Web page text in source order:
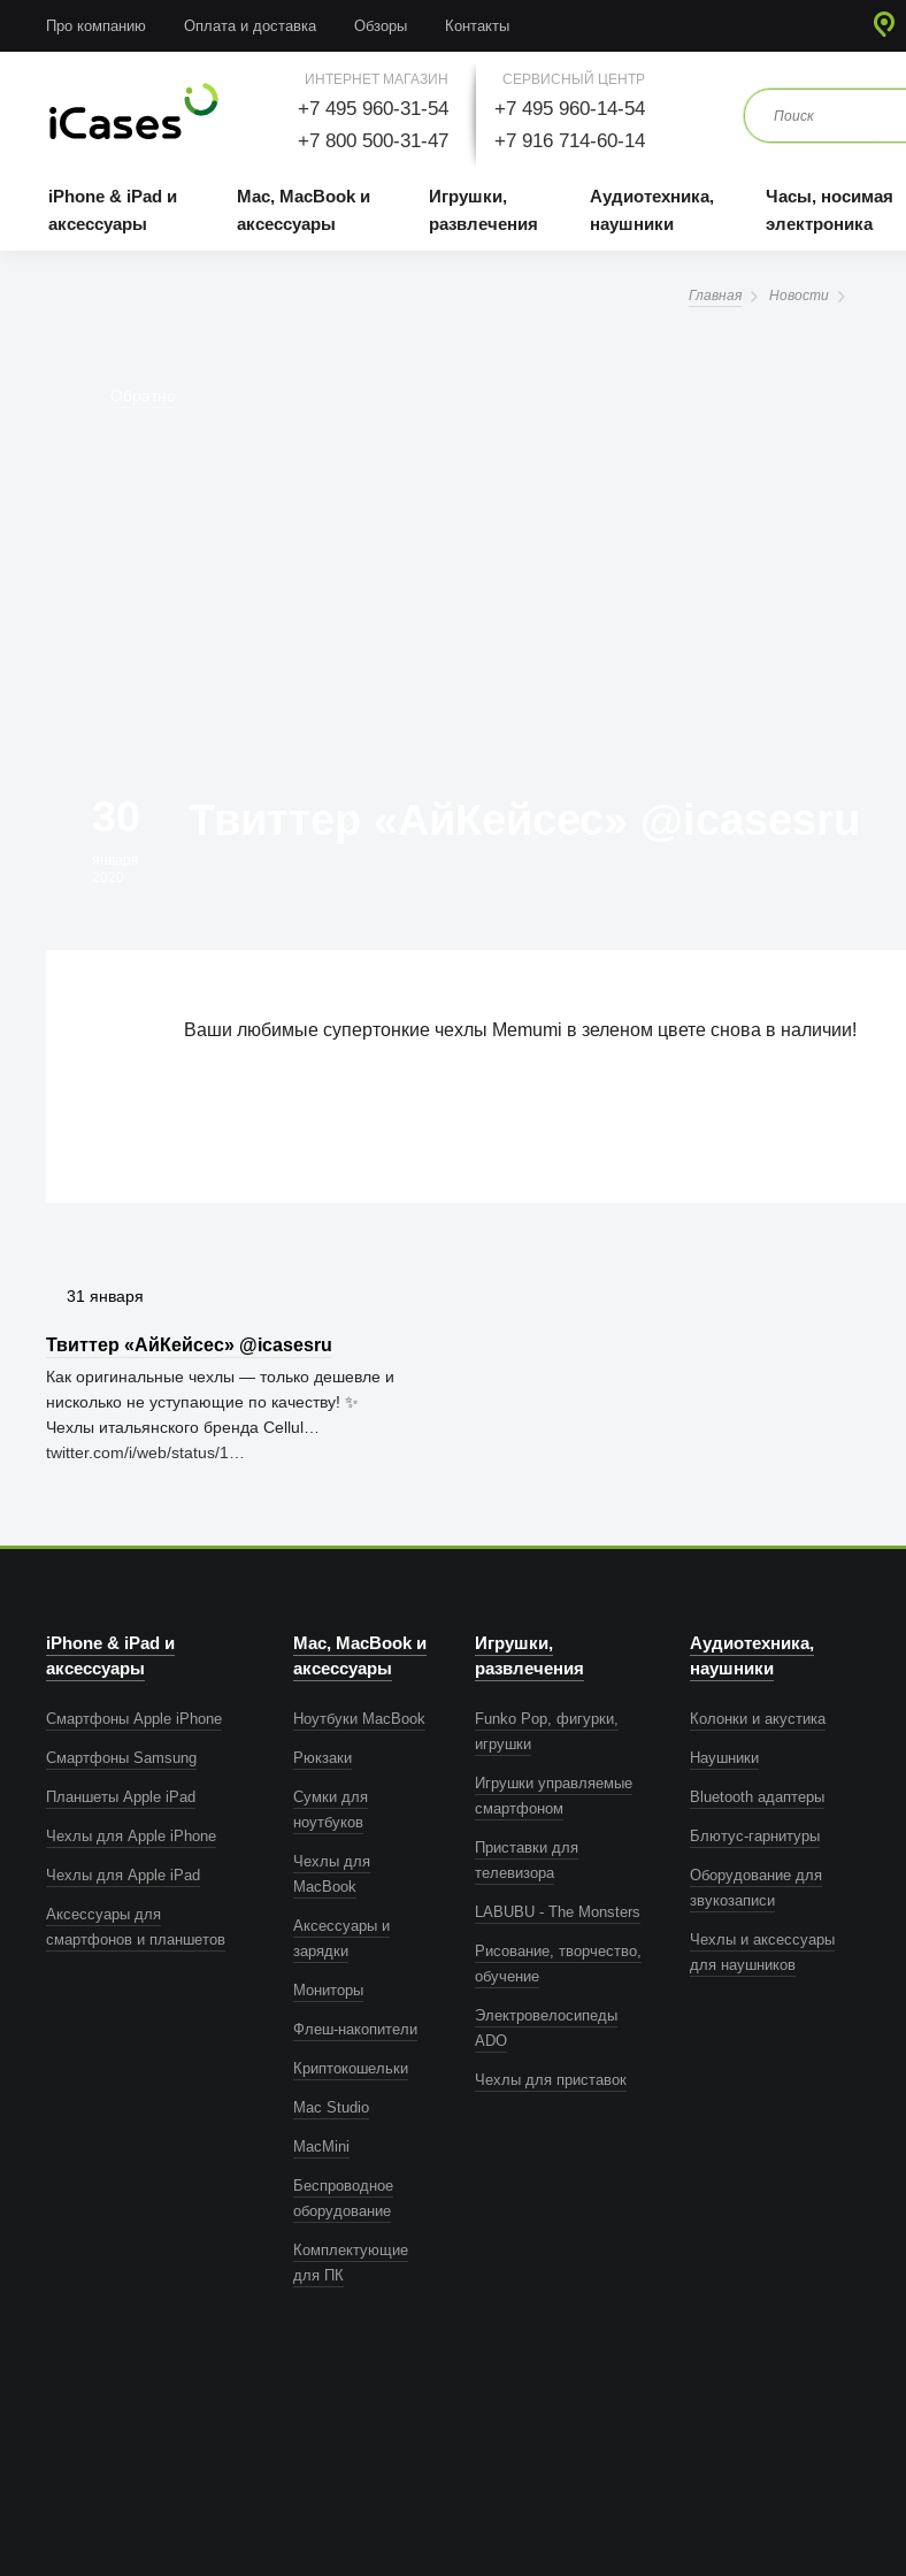
Про компанию Оплата и доставка Обзоры Контакты
ИНТЕРНЕТ МАГАЗИН
+7 495 960-31-54
+7 800 500-31-47
СЕРВИСНЫЙ ЦЕНТР
+7 495 960-14-54
+7 916 714-60-14
iPhone & iPad и
аксессуары
Mac, MacBook и
аксессуары
Игрушки,
развлечения
Аудиотехника,
наушники
Часы, носимая
электроника
Главная Новости
Ваши любимые супертонкие чехлы Memumi в зеленом цвете снова в наличии!
31 января
Твиттер «АйКейсес» ‏@icasesru
Как оригинальные чехлы — только дешевле и
нисколько не уступающие по качеству! ✨ ⠀
Чехлы итальянского бренда Cellul…
twitter.com/i/web/status/1…
iPhone & iPad и
аксессуары
Смартфоны Apple iPhone
Смартфоны Samsung
Планшеты Apple iPad
Чехлы для Apple iPhone
Чехлы для Apple iPad
Аксессуары для
смартфонов и планшетов
Mac, MacBook и
аксессуары
Ноутбуки MacBook
Рюкзаки
Сумки для
ноутбуков
Чехлы для
MacBook
Аксессуары и
зарядки
Мониторы
Флеш-накопители
Криптокошельки
Mac Studio
MacMini
Беспроводное
оборудование
Комплектующие
для ПК
Игрушки,
развлечения
Funko Pop, фигурки,
игрушки
Игрушки управляемые
смартфоном
Приставки для
телевизора
LABUBU - The Monsters
Рисование, творчество,
обучение
Электровелосипеды
ADO
Чехлы для приставок
Аудиотехника,
наушники
Колонки и акустика
Наушники
Bluetooth адаптеры
Блютус-гарнитуры
Оборудование для
звукозаписи
Чехлы и аксессуары
для наушников